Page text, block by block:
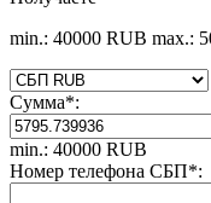
min.: 40000 RUB max.:
Сумма*:
min.: 40000 RUB
Номер телефона СБП*: